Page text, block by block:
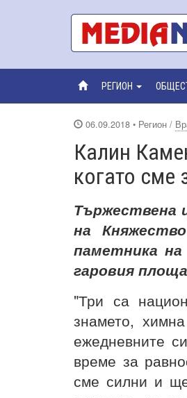
РЕГИОН
06.09.2018 • Регион /
Калин
когато сме
Тържествена
на
паметника
гаровия
"Три са
знамето,
ежедневните
време за
сме силни и